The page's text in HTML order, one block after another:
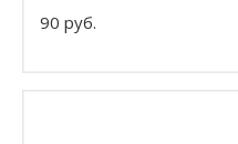
90 руб.